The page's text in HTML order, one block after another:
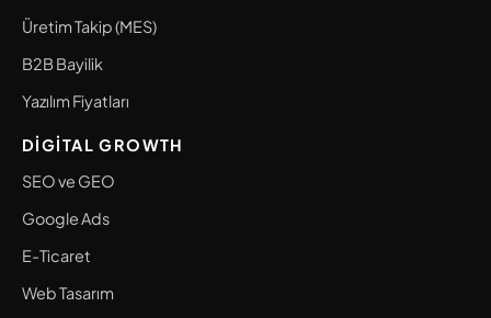
Üretim Takip (MES)
B2B Bayilik
Yazılım Fiyatları
DIGITAL GROWTH
SEO ve GEO
Google Ads
E-Ticaret
Web Tasarım